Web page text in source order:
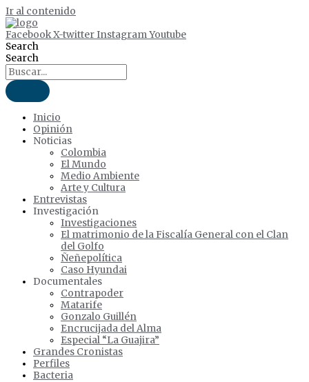
Ir al contenido
FacebookX-twitterInstagramYoutube
Search
Search
Inicio
Opinión
Noticias
Colombia
El Mundo
Medio Ambiente
Arte y Cultura
Entrevistas
Investigación
Investigaciones
El matrimonio de la Fiscalía General con el Clan
del Golfo
Ñeñepolítica
Caso Hyundai
Documentales
Contrapoder
Matarife
Gonzalo Guillén
Encrucijada del Alma
Especial “La Guajira”
Grandes Cronistas
Perfiles
Bacteria